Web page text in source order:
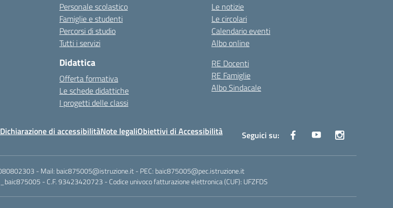
Personale scolastico
Famiglie e studenti
Percorsi di studio
Tutti i servizi
Didattica
Offerta formativa
Le schede didattiche
I progetti delle classi
Le notizie
Le circolari
Calendario eventi
Albo online
RE Docenti
RE Famiglie
Albo Sindacale
Dichiarazione di accessibilitàNote legaliObiettivi di Accessibilità Seguici su:
- Mail: baic875005@istruzione.it - PEC: baic875005@pec.istruzione.it
- C.F. 93423420723 - Codice univoco fatturazione elettronica (CUF): UFZFDS